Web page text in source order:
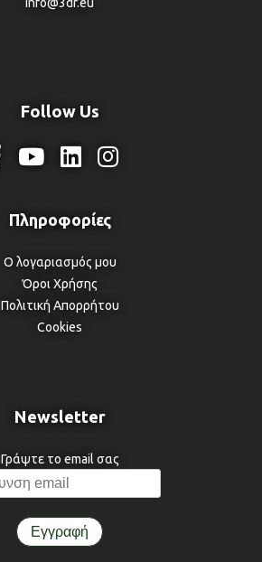
Follow Us
Ο λογαριασμός μου
Όροι Χρήσης
Πολιτική Απορρήτου
Cookies
Newsletter
Γράψτε το email σας